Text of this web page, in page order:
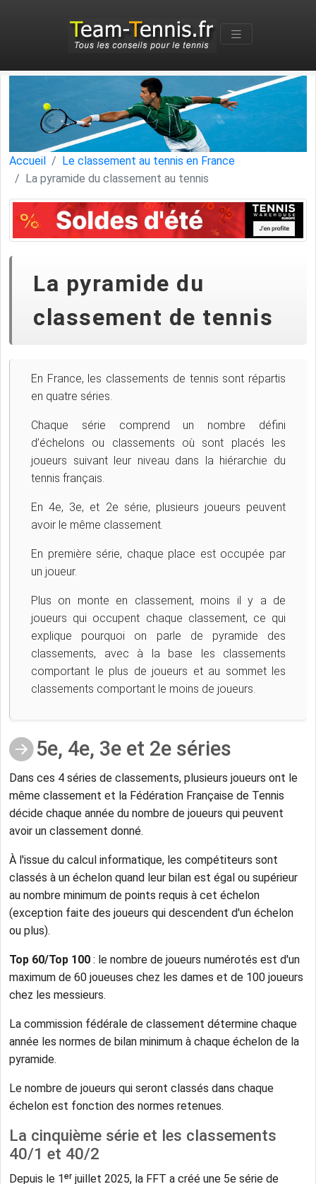
Accueil
Le classement au tennis en France
La pyramide du classement au tennis
La pyramide du
classement de tennis
En France, les classements de tennis sont répartis
en quatre séries.
Chaque série comprend un nombre défini
d’échelons ou classements où sont placés les
joueurs suivant leur niveau dans la hiérarchie du
tennis français.
En 4e, 3e, et 2e série, plusieurs joueurs peuvent
avoir le même classement.
En première série, chaque place est occupée par
un joueur.
Plus on monte en classement, moins il y a de
joueurs qui occupent chaque classement, ce qui
explique pourquoi on parle de pyramide des
classements, avec à la base les classements
comportant le plus de joueurs et au sommet les
classements comportant le moins de joueurs.
5e, 4e, 3e et 2e séries
Dans ces 4 séries de classements, plusieurs joueurs ont le
même classement et la Fédération Française de Tennis
décide chaque année du nombre de joueurs qui peuvent
avoir un classement donné.
À l'issue du calcul informatique, les compétiteurs sont
classés à un échelon quand leur bilan est égal ou supérieur
au nombre minimum de points requis à cet échelon
(exception faite des joueurs qui descendent d'un échelon
ou plus).
Top 60/Top 100 : le nombre de joueurs numérotés est d'un
maximum de 60 joueuses chez les dames et de 100 joueurs
chez les messieurs.
La commission fédérale de classement détermine chaque
année les normes de bilan minimum à chaque échelon de la
pyramide.
Le nombre de joueurs qui seront classés dans chaque
échelon est fonction des normes retenues.
La cinquième série et les classements
40/1 et 40/2
Depuis le 1ᵉʳ juillet 2025, la FFT a créé une 5e série de